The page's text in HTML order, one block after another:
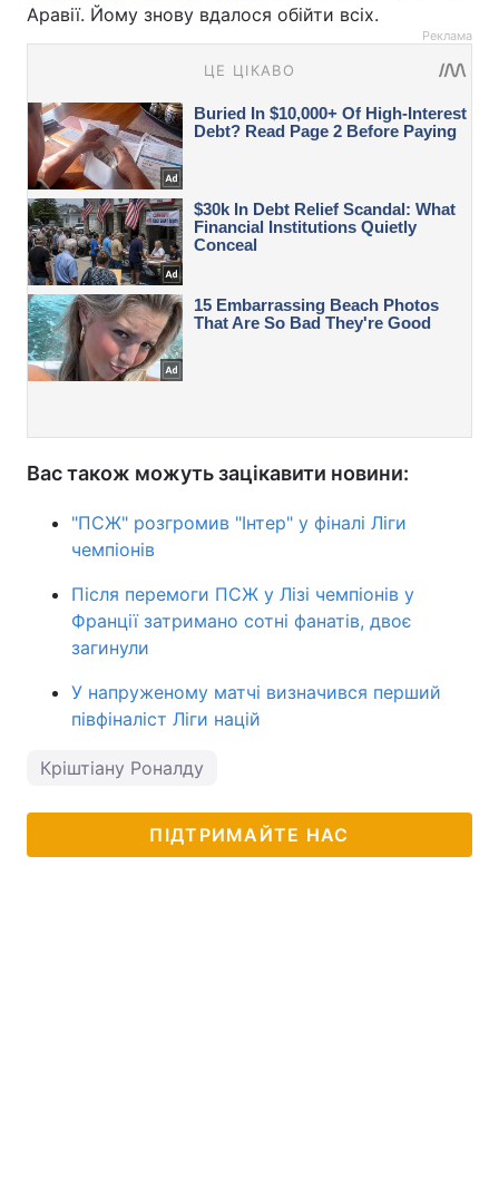
Аравії. Йому знову вдалося обійти всіх.
Реклама
Вас також можуть зацікавити новини:
"ПСЖ" розгромив "Інтер" у фіналі Ліги
чемпіонів
Після перемоги ПСЖ у Лізі чемпіонів у
Франції затримано сотні фанатів, двоє
загинули
У напруженому матчі визначився перший
півфіналіст Ліги націй
Кріштіану Роналду
ПІДТРИМАЙТЕ НАС